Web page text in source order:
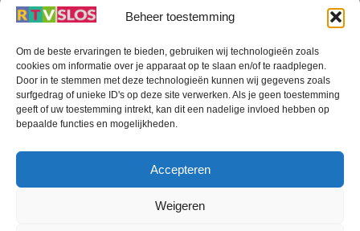
Beheer toestemming
Om de beste ervaringen te bieden, gebruiken wij technologieën zoals
cookies om informatie over je apparaat op te slaan en/of te raadplegen.
Door in te stemmen met deze technologieën kunnen wij gegevens zoals
surfgedrag of unieke ID's op deze site verwerken. Als je geen toestemming
geeft of uw toestemming intrekt, kan dit een nadelige invloed hebben op
bepaalde functies en mogelijkheden.
Accepteren
Weigeren
Terug
naar
boven
RTV SLOS
RTV SLOS ANBI